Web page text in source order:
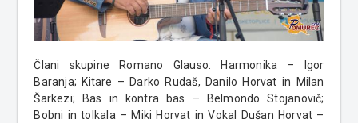
Člani skupine Romano Glauso: Harmonika – Igor
Baranja; Kitare – Darko Rudaš, Danilo Horvat in Milan
Šarkezi; Bas in kontra bas – Belmondo Stojanovič;
Bobni in tolkala – Miki Horvat in Vokal Dušan Horvat –